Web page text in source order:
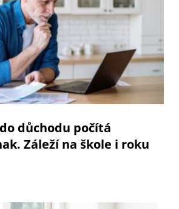
důchodu počítá
Záleží na škole i roku